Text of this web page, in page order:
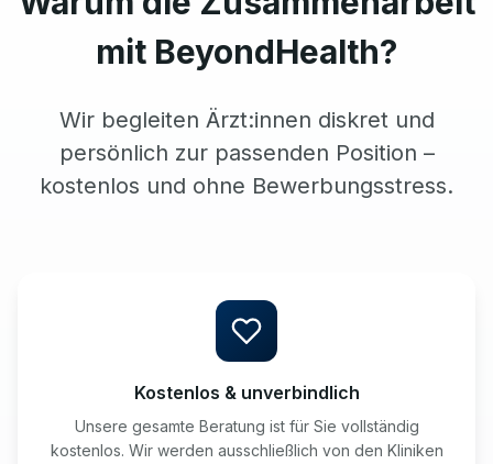
mit BeyondHealth?
Wir begleiten Ärzt:innen diskret und
persönlich zur passenden Position –
kostenlos und ohne Bewerbungsstress.
Kostenlos & unverbindlich
Unsere gesamte Beratung ist für Sie vollständig
kostenlos. Wir werden ausschließlich von den Kliniken